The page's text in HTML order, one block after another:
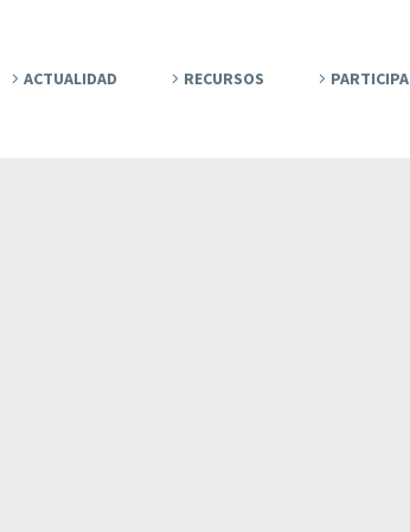
ACTUALIDAD RECURSOS PARTICIPA